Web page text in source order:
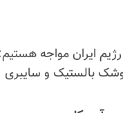
وزیر دفاع آمریکا: ما با ۵تهدید
بالستیک و سایبری